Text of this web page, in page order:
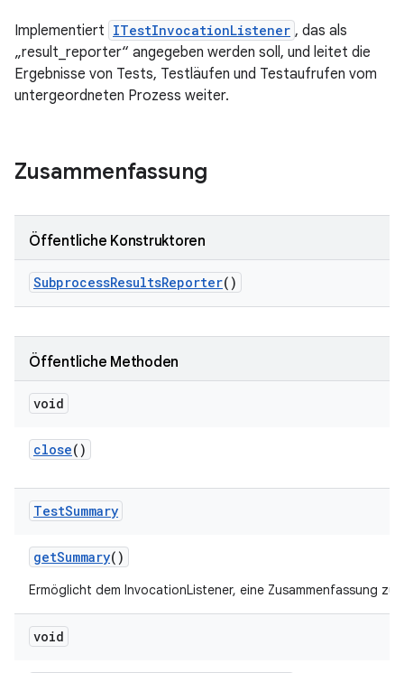
Implementiert ITestInvocationListener , das als
„result_reporter“ angegeben werden soll, und leitet die
Ergebnisse von Tests, Testläufen und Testaufrufen vom
untergeordneten Prozess weiter.
Zusammenfassung
Öffentliche Konstruktoren
SubprocessResultsReporter()
Öffentliche Methoden
void
close()
TestSummary
getSummary()
Ermöglicht dem InvocationListener, eine Zusammenfassung
void